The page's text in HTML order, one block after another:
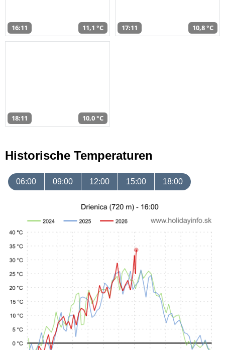
16:11 11,1 °C 17:11 10,8 °C
18:11 10,0 °C
Historische Temperaturen
06:00 09:00 12:00 15:00 18:00